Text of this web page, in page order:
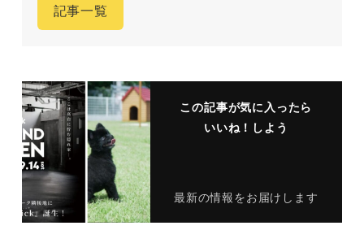
記事一覧
この記事が気に入ったら
いいね！しよう
最新の情報をお届けします